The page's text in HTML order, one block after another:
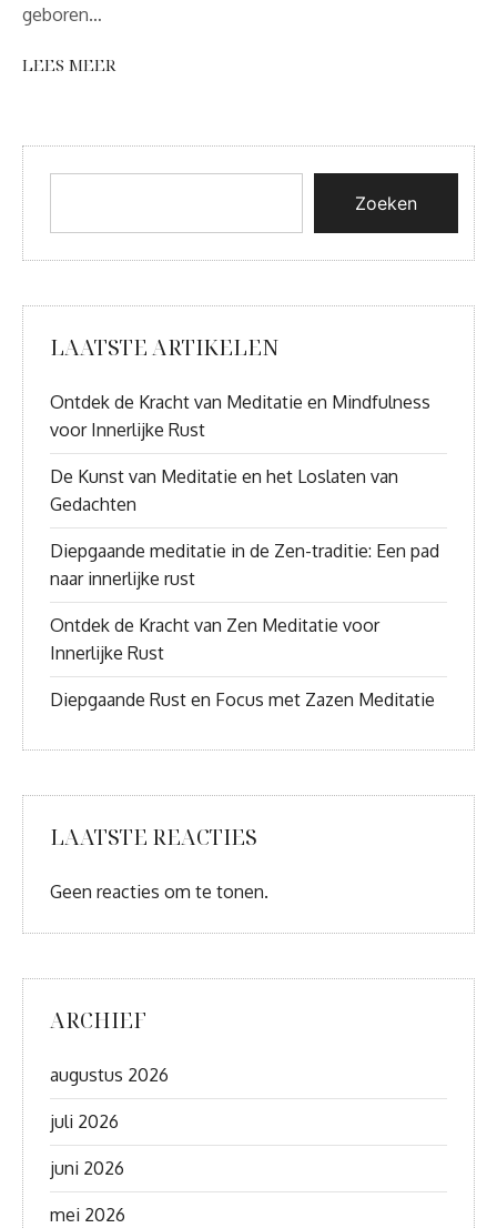
geboren…
LEES MEER
Zoeken
LAATSTE ARTIKELEN
Ontdek de Kracht van Meditatie en Mindfulness
voor Innerlijke Rust
De Kunst van Meditatie en het Loslaten van
Gedachten
Diepgaande meditatie in de Zen-traditie: Een pad
naar innerlijke rust
Ontdek de Kracht van Zen Meditatie voor
Innerlijke Rust
Diepgaande Rust en Focus met Zazen Meditatie
LAATSTE REACTIES
Geen reacties om te tonen.
ARCHIEF
augustus 2026
juli 2026
juni 2026
mei 2026